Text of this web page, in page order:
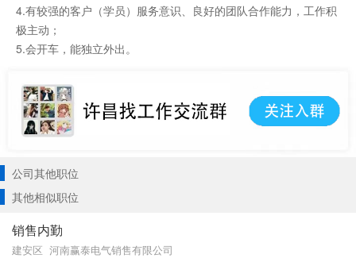
4.有较强的客户（学员）服务意识、良好的团队合作能力，工作积
极主动；
5.会开车，能独立外出。
公司其他职位
其他相似职位
销售内勤
建安区 河南赢泰电气销售有限公司